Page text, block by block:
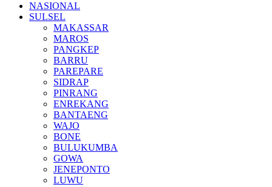
NASIONAL
SULSEL
MAKASSAR
MAROS
PANGKEP
BARRU
PAREPARE
SIDRAP
PINRANG
ENREKANG
BANTAENG
WAJO
BONE
BULUKUMBA
GOWA
JENEPONTO
LUWU